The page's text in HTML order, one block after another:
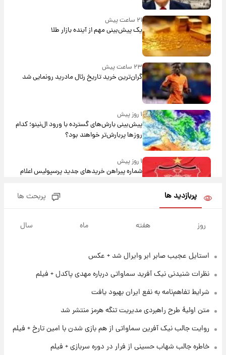
۲۱ ساعت پیش
یک پیش‌بینی مهم از آینده بازار طلا
۲۳ ساعت پیش
گران‌ترین خرید تاریخ رئال مادرید رونمایی شد
۱ روز پیش
پیش‌بینی بارش‌های گسترده با ورود ال‌نینو؛ کدام
روزها پربارش‌تر خواهند بود؟
۱ روز پیش
شماره پیراهن خریدهای جدید پرسپولیس اعلام
شد+فیلم
۱ روز پیش
امروز پنجشنبه ۱۵ مرداد ۱۴۰۵ +جدول
قیمت طلا و سکه امروز پنجشنبه ۱۵ مرداد ۱۴۰۵
۱ روز پیش
پربازدید ها پربحث ها
روز هفته ماه سال
استایل عجیب صابر ابر وایرال شد + عکس
نظرات شنیدنی نیک آفرید سماواتی درباره مهدی پاکدل + فیلم
شرایط تفاهم‌نامه به نفع ایران بهبود یافت
متن اولیۀ طرح راهبردی مدیریت تنگه هرمز منتشر شد
روایت جالب نیک آفرین سماواتی از هم بازی شدن با امین تارخ + فیلم
خاطره جالب شهاب حسینی از فرار در دوره سربازی + فیلم